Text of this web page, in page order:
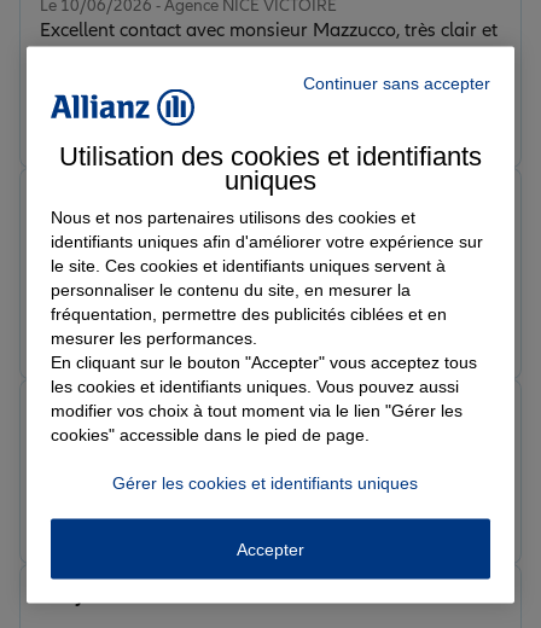
Le 10/06/2026 - Agence NICE VICTOIRE
Excellent contact avec monsieur Mazzucco, très clair et
Prendre un RDV
Note de 5 sur 5
Le 10/06/2026 - Agence NICE VICTOIRE
Bonne acuel conseiller aimable , tres bien merci.
Prendre un RDV
Note de 5 sur 5
mag m.
Prendre un RDV Voir l'agence
Dany B.
Continuer sans accepter
Utilisation des cookies et identifiants
uniques
Nous et nos partenaires utilisons des cookies et
identifiants uniques afin d'améliorer votre expérience sur
le site. Ces cookies et identifiants uniques servent à
personnaliser le contenu du site, en mesurer la
fréquentation, permettre des publicités ciblées et en
mesurer les performances.
En cliquant sur le bouton "Accepter" vous acceptez tous
les cookies et identifiants uniques. Vous pouvez aussi
modifier vos choix à tout moment via le lien "Gérer les
cookies" accessible dans le pied de page.
Gérer les cookies et identifiants uniques
Accepter